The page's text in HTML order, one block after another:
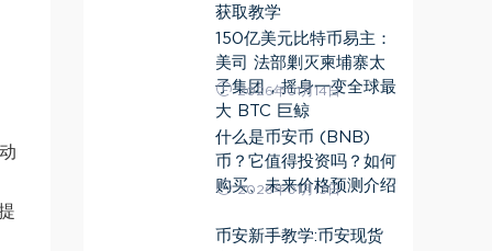
获取教学
150亿美元比特币易主：
美司 法部剿灭柬埔寨太
子集团，摇身一变全球最
大 BTC 巨鲸
2026年01月14日
什么是币安币 (BNB)
币？它值得投资吗？如何
购买、未来价格预测介绍
2026年01月13日
币安新手教学:币安现货